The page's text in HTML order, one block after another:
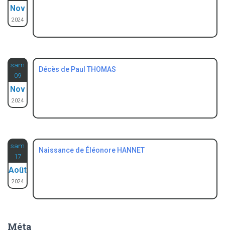
Nov
2024
sam
09
Nov
2024
Décès de Paul THOMAS
sam
17
Août
2024
Naissance de Éléonore HANNET
Méta